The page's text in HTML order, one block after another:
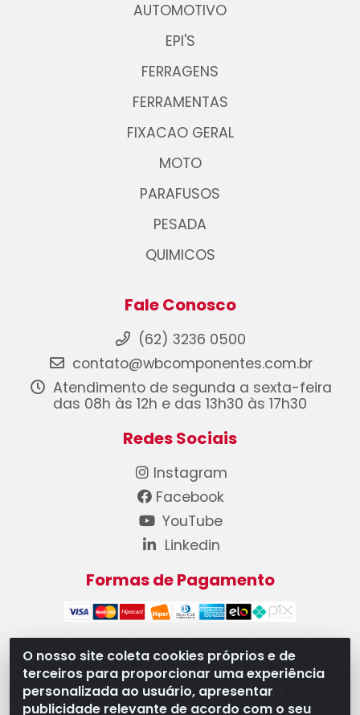
O nosso site coleta cookies próprios e de
terceiros para proporcionar uma experiência
personalizada ao usuário, apresentar
publicidade relevante de acordo com o seu
AUTOMOTIVO
EPI'S
FERRAGENS
FERRAMENTAS
FIXACAO GERAL
MOTO
PARAFUSOS
PESADA
QUIMICOS
Fale Conosco
(62) 3236 0500
contato@wbcomponentes.com.br
Atendimento de segunda a sexta-feira
das 08h às 12h e das 13h30 às 17h30
Redes Sociais
Instagram
Facebook
YouTube
Linkedin
Formas de Pagamento
WB Componentes Automotivos LTDA - CNPJ
08.528.393/0001-12 - Rua do Níquel, 667 - Parque
Oeste Industrial, Goiânia/GO - CEP 74375-660